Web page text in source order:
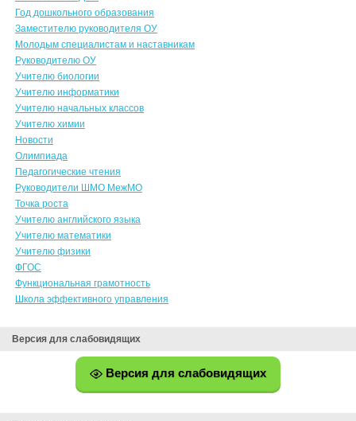
Год дошкольного образования
Заместителю руководителя ОУ
Молодым специалистам и наставникам
Руководителю ОУ
Учителю биологии
Учителю информатики
Учителю начальных классов
Учителю химии
Новости
Олимпиада
Педагогические чтения
Руководители ШМО МежМО
Точка роста
Учителю английского языка
Учителю математики
Учителю физики
ФГОС
Функциональная грамотность
Школа эффективного управления
Версия для слабовидящих
Версия для слабовидящих